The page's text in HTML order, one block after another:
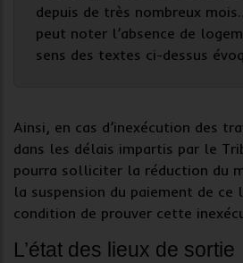
depuis de très nombreux
peut noter l’absence de
sens des textes ci-dessus
Ainsi, en cas d’inexécution des
dans les délais impartis par le
pourra solliciter la réduction du
la suspension du paiement de ce
condition de prouver cette
L’état des lieux de sortie